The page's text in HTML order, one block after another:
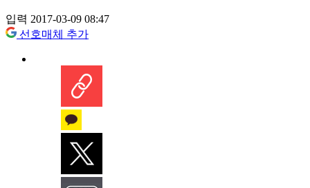
입력 2017-03-09 08:47
선호매체 추가